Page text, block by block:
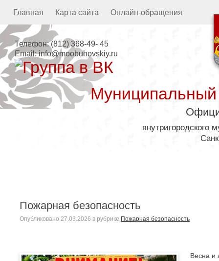
Главная Карта сайта Онлайн-обращения
Телефон:(812) 368-49- 45
Email:info@moobuhovskiy.ru
внутригородского
Пожарная безопасность
Опубликовано 27.03.2026 в рубрике Пожарная безопасность
Весна и